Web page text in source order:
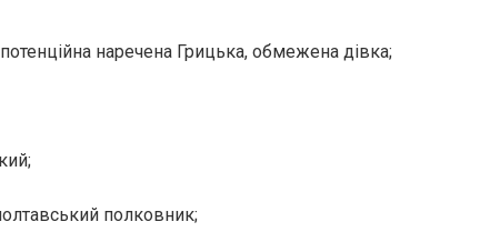
наречена Грицька, обмежена дівка;
полковник;